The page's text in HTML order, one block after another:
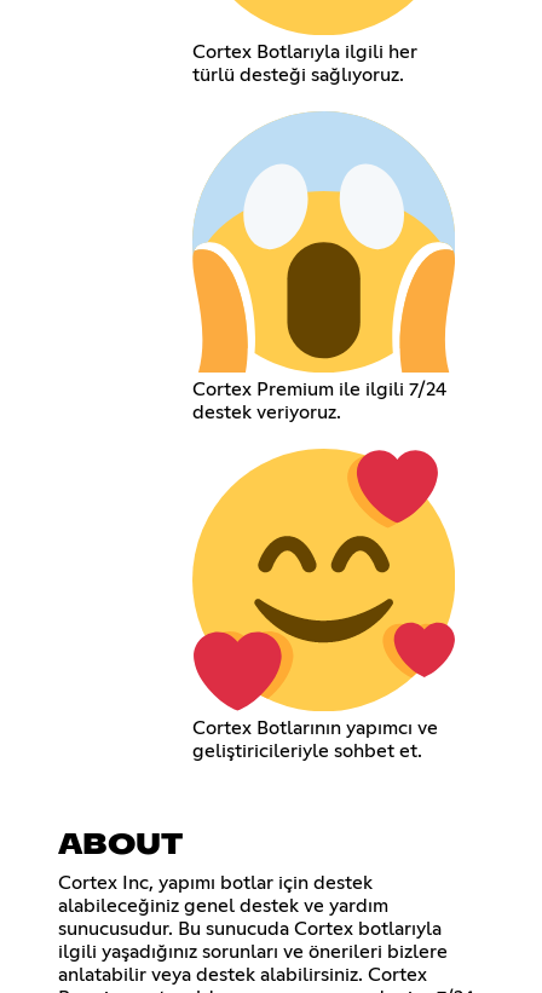
Cortex Botlarıyla ilgili her
türlü desteği sağlıyoruz.
Cortex Premium ile ilgili 7/24
destek veriyoruz.
Cortex Botlarının yapımcı ve
geliştiricileriyle sohbet et.
ABOUT
Cortex Inc, yapımı botlar için destek
alabileceğiniz genel destek ve yardım
sunucusudur. Bu sunucuda Cortex botlarıyla
ilgili yaşadığınız sorunları ve önerileri bizlere
anlatabilir veya destek alabilirsiniz. Cortex